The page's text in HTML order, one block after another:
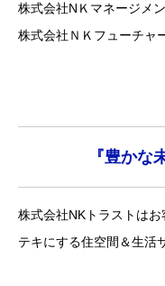
株式会社NＫマネージメ
株式会社ＮＫフューチャ
『豊かな
株式会社NKトラストは
テキにする住空間＆生活